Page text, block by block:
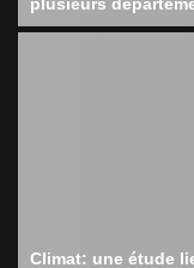
plusieurs
Climat: une étude